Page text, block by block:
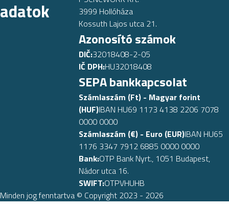
adatok
3999 Hollóháza
Kossuth Lajos utca 21.
Azonosító számok
DIČ:32018408-2-05
IČ DPH:HU32018408
SEPA bankkapcsolat
Számlaszám (Ft) - Magyar forint
(HUF)IBAN HU69 1173 4138 2206 7078
0000 0000
Számlaszám (€) - Euro (EUR)IBAN HU65
1176 3347 7912 6885 0000 0000
Bank:OTP Bank Nyrt., 1051 Budapest,
Nádor utca 16.
SWIFT:OTPVHUHB
Minden jog fenntartva © Copyright 2023 - 2026